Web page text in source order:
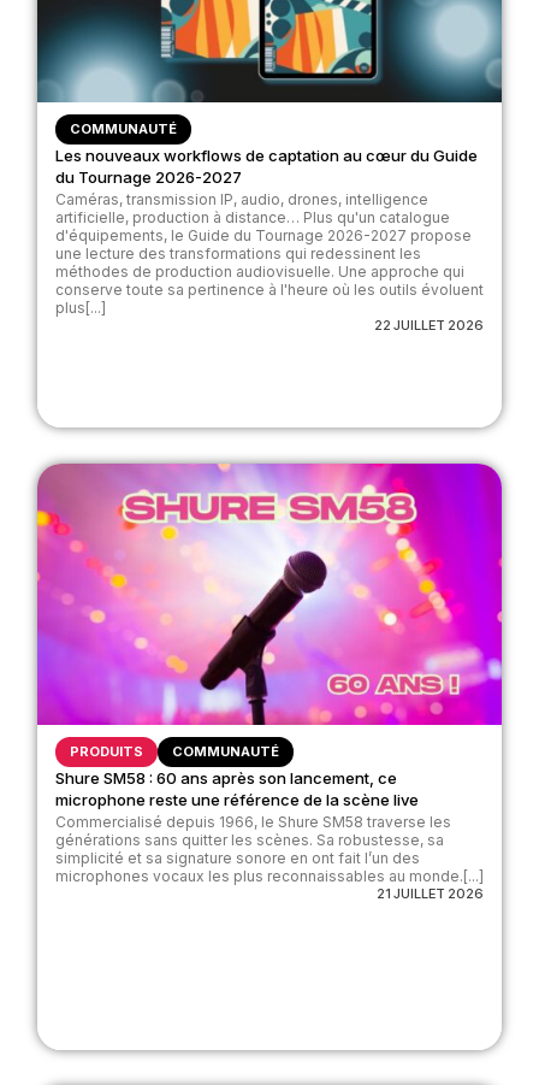
COMMUNAUTÉ
Les nouveaux workflows de captation au cœur du Guide
du Tournage 2026-2027
Caméras, transmission IP, audio, drones, intelligence
artificielle, production à distance… Plus qu'un catalogue
d'équipements, le Guide du Tournage 2026-2027 propose
une lecture des transformations qui redessinent les
méthodes de production audiovisuelle. Une approche qui
conserve toute sa pertinence à l'heure où les outils évoluent
plus[...]
22 JUILLET 2026
PRODUITS COMMUNAUTÉ
Shure SM58 : 60 ans après son lancement, ce
microphone reste une référence de la scène live
Commercialisé depuis 1966, le Shure SM58 traverse les
générations sans quitter les scènes. Sa robustesse, sa
simplicité et sa signature sonore en ont fait l’un des
microphones vocaux les plus reconnaissables au monde.[...]
21 JUILLET 2026